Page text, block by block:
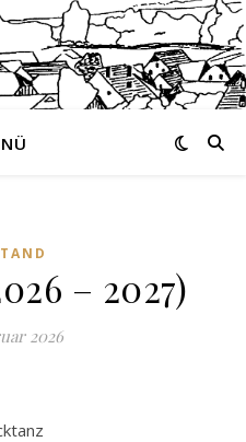
– 2027)
2026